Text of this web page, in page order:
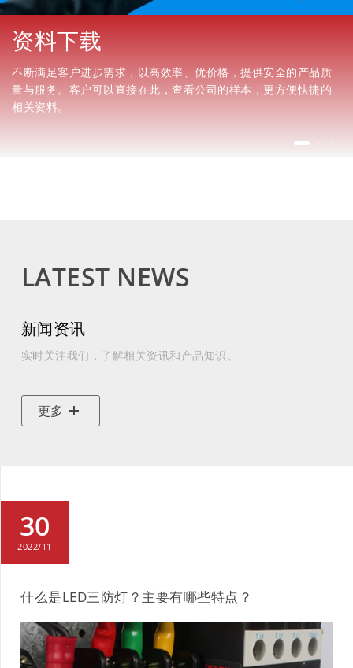
资料下载
不断满足客户进步需求，以高效率、优价格，提供安全的产品质
量与服务。客户可以直接在此，查看公司的样本，更方便快捷的
相关资料。
LATEST NEWS
新闻资讯
实时关注我们，了解相关资讯和产品知识。
更多
30
2022/11
什么是LED三防灯？主要有哪些特点？